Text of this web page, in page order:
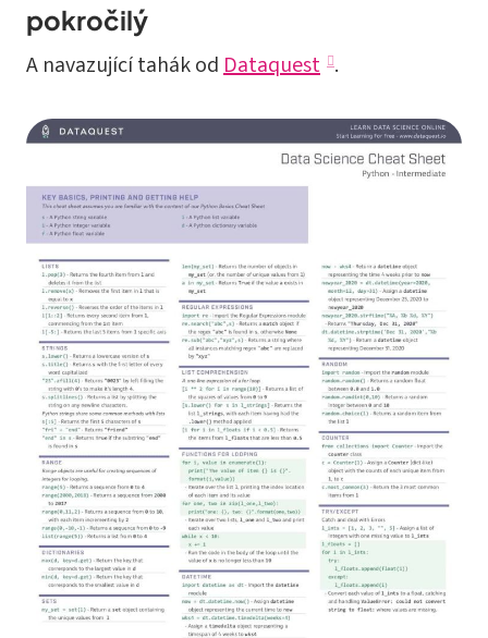
pokročilý
A navazující tahák odDataquest .